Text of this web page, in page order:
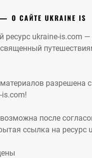
О САЙТЕ UKRAINE IS
ukraine-is.com —
разрешена
is.com!
после
ссылка на ресурс